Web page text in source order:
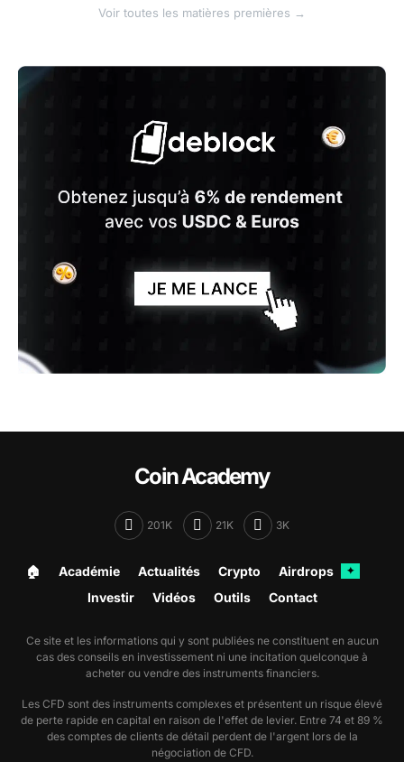
Voir toutes les matières premières →
Coin Academy
201K 21K 3K
🏠︎ Académie Actualités Crypto Airdrops ✦
Investir Vidéos Outils Contact
Ce site et les informations qui y sont publiées ne constituent en aucun
cas des conseils en investissement ni une incitation quelconque à
acheter ou vendre des instruments financiers.
Les CFD sont des instruments complexes et présentent un risque élevé
de perte rapide en capital en raison de l'effet de levier. Entre 74 et 89 %
des comptes de clients de détail perdent de l'argent lors de la
négociation de CFD.